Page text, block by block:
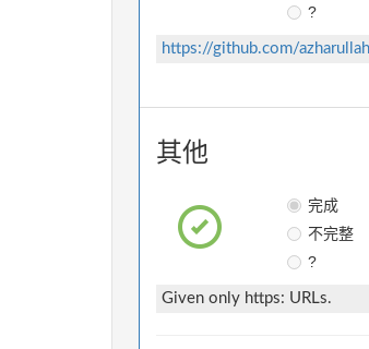
?
https://github.com/
其他
完成
不完整
?
Given only https: URLs.